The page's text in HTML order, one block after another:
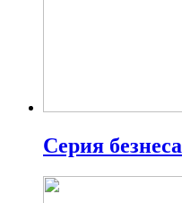
Серия безнеса